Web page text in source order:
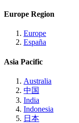
Europe Region
Europe
España
Asia Pacific
Australia
中国
India
Indonesia
日本